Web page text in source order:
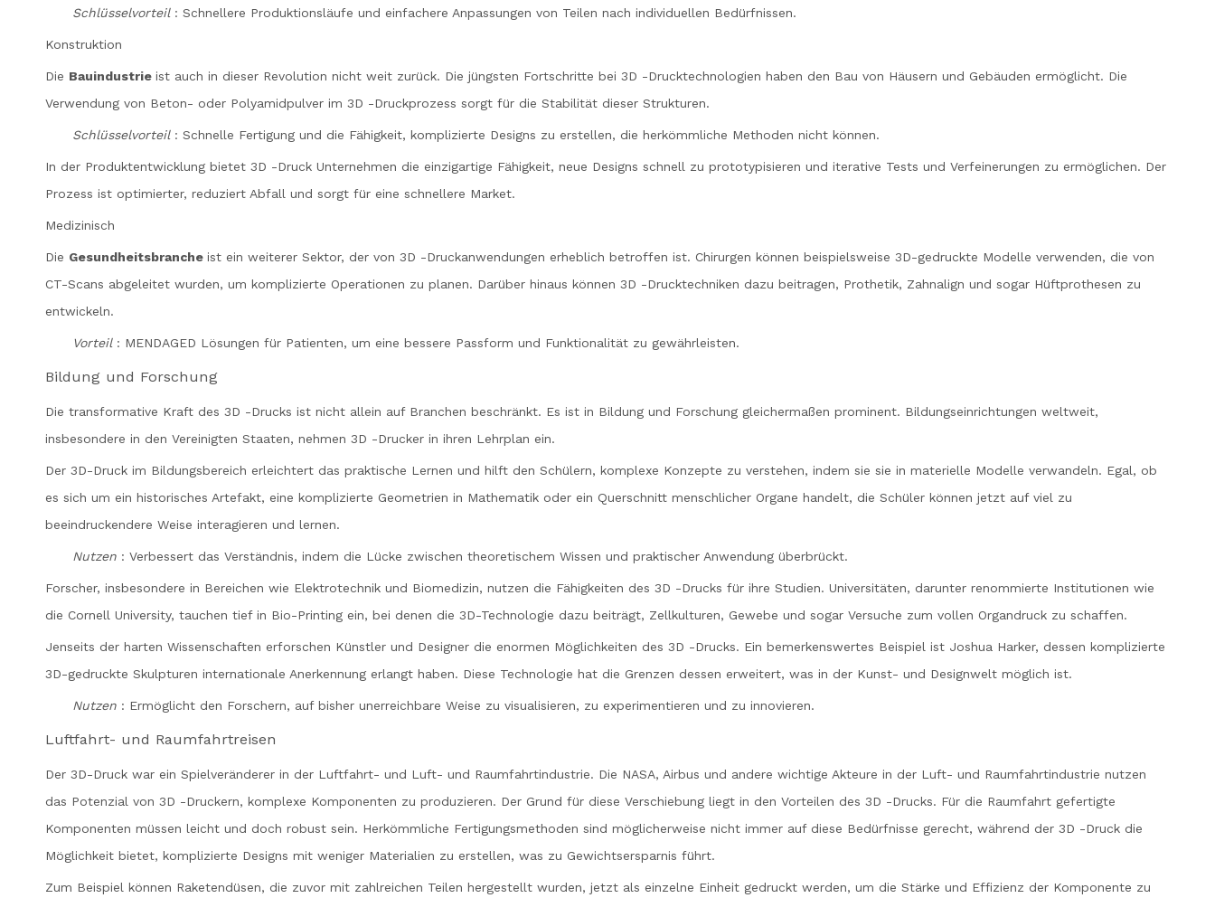
Schlüsselvorteil : Schnellere Produktionsläufe und einfachere Anpassungen von Teilen nach individuellen Bedürfnissen.
Konstruktion
Die Bauindustrie ist auch in dieser Revolution nicht weit zurück. Die jüngsten Fortschritte bei 3D -Drucktechnologien haben den Bau von Häusern und Gebäuden ermöglicht. Die
Verwendung von Beton- oder Polyamidpulver im 3D -Druckprozess sorgt für die Stabilität dieser Strukturen.
Schlüsselvorteil : Schnelle Fertigung und die Fähigkeit, komplizierte Designs zu erstellen, die herkömmliche Methoden nicht können.
In der Produktentwicklung bietet 3D -Druck Unternehmen die einzigartige Fähigkeit, neue Designs schnell zu prototypisieren und iterative Tests und Verfeinerungen zu ermöglichen. Der
Prozess ist optimierter, reduziert Abfall und sorgt für eine schnellere Market.
Medizinisch
Die Gesundheitsbranche ist ein weiterer Sektor, der von 3D -Druckanwendungen erheblich betroffen ist. Chirurgen können beispielsweise 3D-gedruckte Modelle verwenden, die von
CT-Scans abgeleitet wurden, um komplizierte Operationen zu planen. Darüber hinaus können 3D -Drucktechniken dazu beitragen, Prothetik, Zahnalign und sogar Hüftprothesen zu
entwickeln.
Vorteil : MENDAGED Lösungen für Patienten, um eine bessere Passform und Funktionalität zu gewährleisten.
Bildung und Forschung
Die transformative Kraft des 3D -Drucks ist nicht allein auf Branchen beschränkt. Es ist in Bildung und Forschung gleichermaßen prominent. Bildungseinrichtungen weltweit,
insbesondere in den Vereinigten Staaten, nehmen 3D -Drucker in ihren Lehrplan ein.
Der 3D-Druck im Bildungsbereich erleichtert das praktische Lernen und hilft den Schülern, komplexe Konzepte zu verstehen, indem sie sie in materielle Modelle verwandeln. Egal, ob
es sich um ein historisches Artefakt, eine komplizierte Geometrien in Mathematik oder ein Querschnitt menschlicher Organe handelt, die Schüler können jetzt auf viel zu
beeindruckendere Weise interagieren und lernen.
Nutzen : Verbessert das Verständnis, indem die Lücke zwischen theoretischem Wissen und praktischer Anwendung überbrückt.
Forscher, insbesondere in Bereichen wie Elektrotechnik und Biomedizin, nutzen die Fähigkeiten des 3D -Drucks für ihre Studien. Universitäten, darunter renommierte Institutionen wie
die Cornell University, tauchen tief in Bio-Printing ein, bei denen die 3D-Technologie dazu beiträgt, Zellkulturen, Gewebe und sogar Versuche zum vollen Organdruck zu schaffen.
Jenseits der harten Wissenschaften erforschen Künstler und Designer die enormen Möglichkeiten des 3D -Drucks. Ein bemerkenswertes Beispiel ist Joshua Harker, dessen komplizierte
3D-gedruckte Skulpturen internationale Anerkennung erlangt haben. Diese Technologie hat die Grenzen dessen erweitert, was in der Kunst- und Designwelt möglich ist.
Nutzen : Ermöglicht den Forschern, auf bisher unerreichbare Weise zu visualisieren, zu experimentieren und zu innovieren.
Luftfahrt- und Raumfahrtreisen
Der 3D-Druck war ein Spielveränderer in der Luftfahrt- und Luft- und Raumfahrtindustrie. Die NASA, Airbus und andere wichtige Akteure in der Luft- und Raumfahrtindustrie nutzen
das Potenzial von 3D -Druckern, komplexe Komponenten zu produzieren. Der Grund für diese Verschiebung liegt in den Vorteilen des 3D -Drucks. Für die Raumfahrt gefertigte
Komponenten müssen leicht und doch robust sein. Herkömmliche Fertigungsmethoden sind möglicherweise nicht immer auf diese Bedürfnisse gerecht, während der 3D -Druck die
Möglichkeit bietet, komplizierte Designs mit weniger Materialien zu erstellen, was zu Gewichtsersparnis führt.
Zum Beispiel können Raketendüsen, die zuvor mit zahlreichen Teilen hergestellt wurden, jetzt als einzelne Einheit gedruckt werden, um die Stärke und Effizienz der Komponente zu